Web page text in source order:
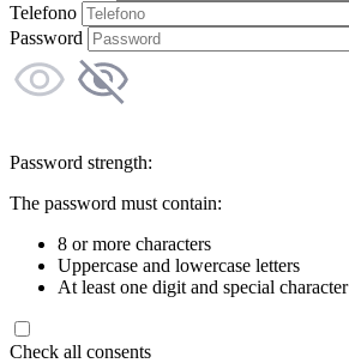
Telefono
Password
Password strength:
The password must contain:
8 or more characters
Uppercase and lowercase letters
At least one digit and special character
Check all consents